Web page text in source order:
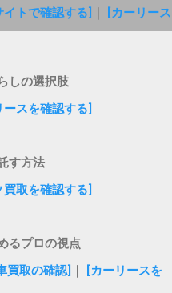
イトで確認する]
[カーリース
しの選択肢
ースを確認する]
す方法
買取を確認する]
るプロの視点
買取の確認]
[カーリースを